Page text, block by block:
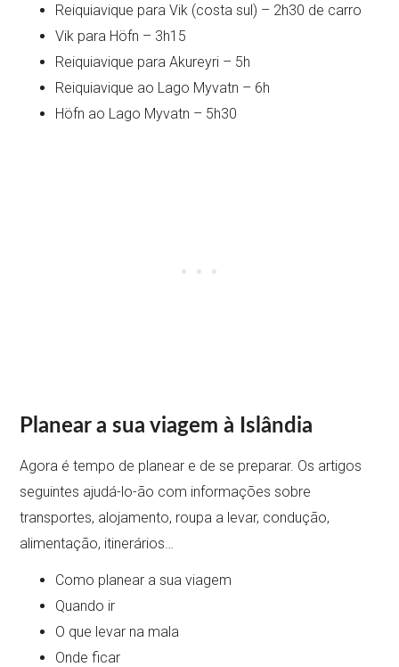
Reiquiavique para Vik (costa sul) – 2h30 de carro
Vik para Höfn – 3h15
Reiquiavique para Akureyri – 5h
Reiquiavique ao Lago Myvatn – 6h
Höfn ao Lago Myvatn – 5h30
Planear a sua viagem à Islândia
Agora é tempo de planear e de se preparar. Os artigos
seguintes ajudá-lo-ão com informações sobre
transportes, alojamento, roupa a levar, condução,
alimentação, itinerários…
Como planear a sua viagem
Quando ir
O que levar na mala
Onde ficar